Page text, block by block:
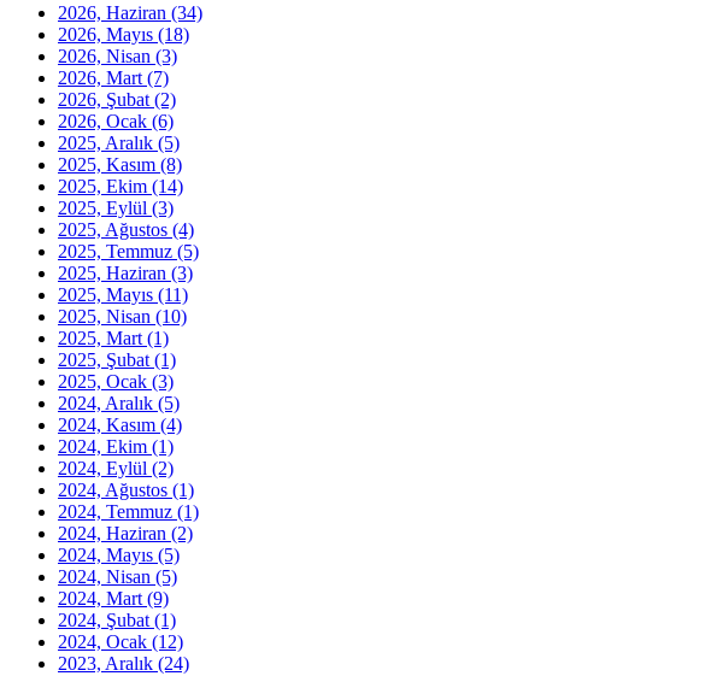
2026, Haziran (34)
2026, Mayıs (18)
2026, Nisan (3)
2026, Mart (7)
2026, Şubat (2)
2026, Ocak (6)
2025, Aralık (5)
2025, Kasım (8)
2025, Ekim (14)
2025, Eylül (3)
2025, Ağustos (4)
2025, Temmuz (5)
2025, Haziran (3)
2025, Mayıs (11)
2025, Nisan (10)
2025, Mart (1)
2025, Şubat (1)
2025, Ocak (3)
2024, Aralık (5)
2024, Kasım (4)
2024, Ekim (1)
2024, Eylül (2)
2024, Ağustos (1)
2024, Temmuz (1)
2024, Haziran (2)
2024, Mayıs (5)
2024, Nisan (5)
2024, Mart (9)
2024, Şubat (1)
2024, Ocak (12)
2023, Aralık (24)